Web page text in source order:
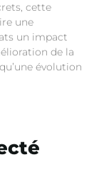
cette
une
un impact
de la
évolution